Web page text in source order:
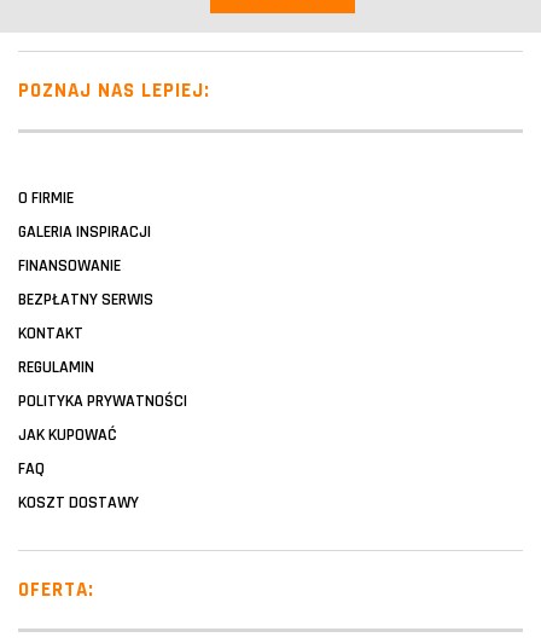
POZNAJ NAS LEPIEJ:
O FIRMIE
GALERIA INSPIRACJI
FINANSOWANIE
BEZPŁATNY SERWIS
KONTAKT
REGULAMIN
POLITYKA PRYWATNOŚCI
JAK KUPOWAĆ
FAQ
KOSZT DOSTAWY
OFERTA: